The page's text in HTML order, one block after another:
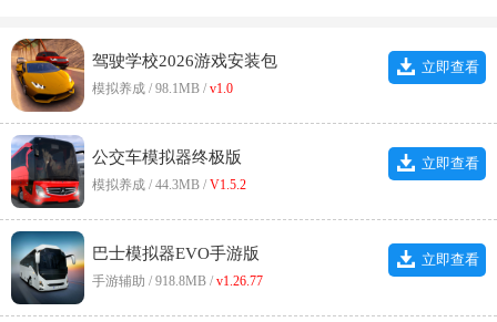
驾驶学校2026游戏安装包
模拟养成 / 98.1MB / v1.0
立即查看
公交车模拟器终极版
模拟养成 / 44.3MB / V1.5.2
立即查看
巴士模拟器EVO手游版
手游辅助 / 918.8MB / v1.26.77
立即查看